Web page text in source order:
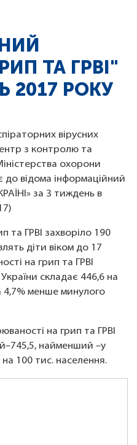
ТА ГРВІ"
2017 РОКУ
вірусних
з контролю та
охорони
до відома інформаційний
за 3 тиждень в
та ГРВІ захворіло 190
діти віком до 17
на грип та ГРВІ
складає 446,6 на
4,7% менше минулого
на грип та ГРВІ
найменший –у
на 100 тис. населення.